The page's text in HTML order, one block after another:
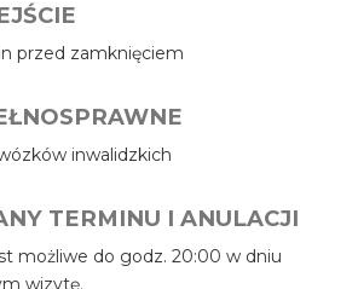
przed zamknięciem
inwalidzkich
TERMINU I ANULACJI
możliwe do godz. 20:00 w dniu
wizytę.